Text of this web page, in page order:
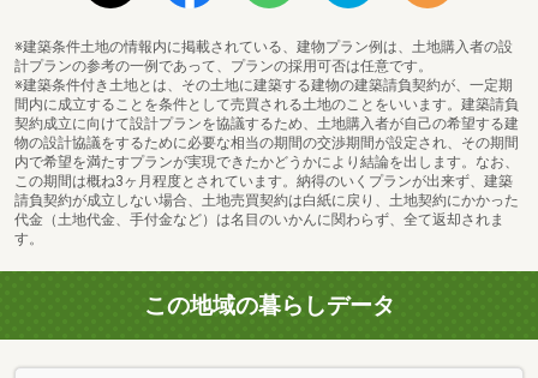
※建築条件土地の情報内に掲載されている、建物プラン例は、土地購入者の設
計プランの参考の一例であって、プランの採用可否は任意です。
※建築条件付き土地とは、その土地に建築する建物の建築請負契約が、一定期
間内に成立することを条件として売買される土地のことをいいます。建築請負
契約成立に向けて設計プランを協議するため、土地購入者が自己の希望する建
物の設計協議をするために必要な相当の期間の交渉期間が設定され、その期間
内で希望を満たすプランが実現できたかどうかにより結論を出します。なお、
この期間は概ね3ヶ月程度とされています。納得のいくプランが出来ず、建築
請負契約が成立しない場合、土地売買契約は白紙に戻り、土地契約にかかった
代金（土地代金、手付金など）は名目のいかんに関わらず、全て返却されま
す。
この地域の暮らしデータ